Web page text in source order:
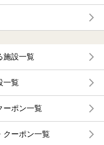
施設一覧
一覧
ーポン一覧
クーポン一覧